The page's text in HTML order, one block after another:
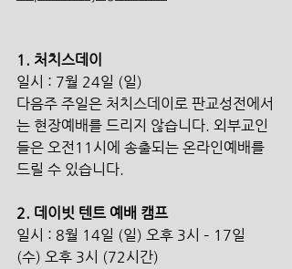
1. 처치스데이
일시 : 7월 24일 (일)
다음주 주일은 처치스데이로 판교성전에서
는 현장예배를 드리지 않습니다. 외부교인
들은 오전11시에 송출되는 온라인예배를
드릴 수 있습니다.
2. 데이빗 텐트 예배 캠프
일시 : 8월 14일 (일) 오후 3시 – 17일
(수) 오후 3시 (72시간)